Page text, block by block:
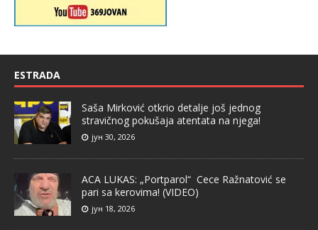
ESTRADA
Saša Mirković otkrio detalje još jednog
stravičnog pokušaja atentata na njega!
јун 30, 2026
ACA LUKAS: „Portparol“ Cece Ražnatović se
pari sa kerovima! (VIDEO)
јун 18, 2026